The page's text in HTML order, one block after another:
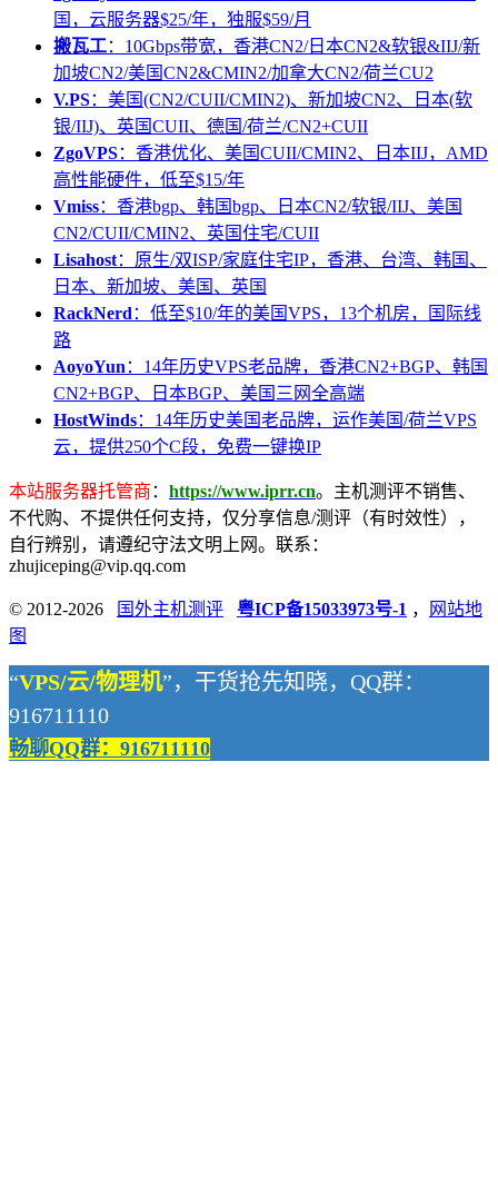
国，云服务器$25/年，独服$59/月
搬瓦工：10Gbps带宽，香港CN2/日本CN2&软银&IIJ/新
加坡CN2/美国CN2&CMIN2/加拿大CN2/荷兰CU2
V.PS：美国(CN2/CUII/CMIN2)、新加坡CN2、日本(软
银/IIJ)、英国CUII、德国/荷兰/CN2+CUII
ZgoVPS：香港优化、美国CUII/CMIN2、日本IIJ，AMD
高性能硬件，低至$15/年
Vmiss：香港bgp、韩国bgp、日本CN2/软银/IIJ、美国
CN2/CUII/CMIN2、英国住宅/CUII
Lisahost：原生/双ISP/家庭住宅IP，香港、台湾、韩国、
日本、新加坡、美国、英国
RackNerd ：低至$10/年的美国VPS，13个机房，国际线
路
AoyoYun ：14年历史VPS老品牌，香港CN2+BGP、韩国
CN2+BGP、日本BGP、美国三网全高端
HostWinds：14年历史美国老品牌，运作美国/荷兰VPS
云，提供250个C段，免费一键换IP
本站服务器托管商 ： https://www.iprr.cn。主机测评不销售、
不代购、不提供任何支持，仅分享信息/测评（有时效性），
自行辨别，请遵纪守法文明上网。联系：
zhujiceping@vip.qq.com
© 2012-2026 国外主机测评 粤ICP备15033973号-1 ，
网站地
图
“VPS/云/物理机”，干货抢先知晓，QQ群：
916711110
畅聊QQ群：916711110